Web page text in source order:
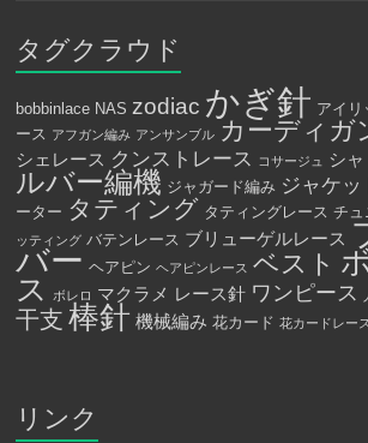
タグクラウド
bobbinlace NAS zodiac かぎ針 アイリ
ース アフガン編み アンサンブル カーディガ
シェレース クンストレース コサージュ シ
ルバー編機 ジャガード編み ジャケッ
ーター タティング タティングレース チュ
ッティング バテンレース ブリューゲルレース
バー ヘアピン ヘアピンレース ベスト
ス ボレロ マクラメ レース針 ワンピース
干支 棒針 機械編み 花カード 花カードレース
リンク